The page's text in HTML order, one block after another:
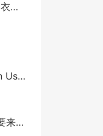
定义你的风格：YTONN 字母布贴，让旧衣物焕发新生
Introduction to Garbage Classification Using Deep Learning
大气中主要污染物有哪些?简要说明其主要来源及危害